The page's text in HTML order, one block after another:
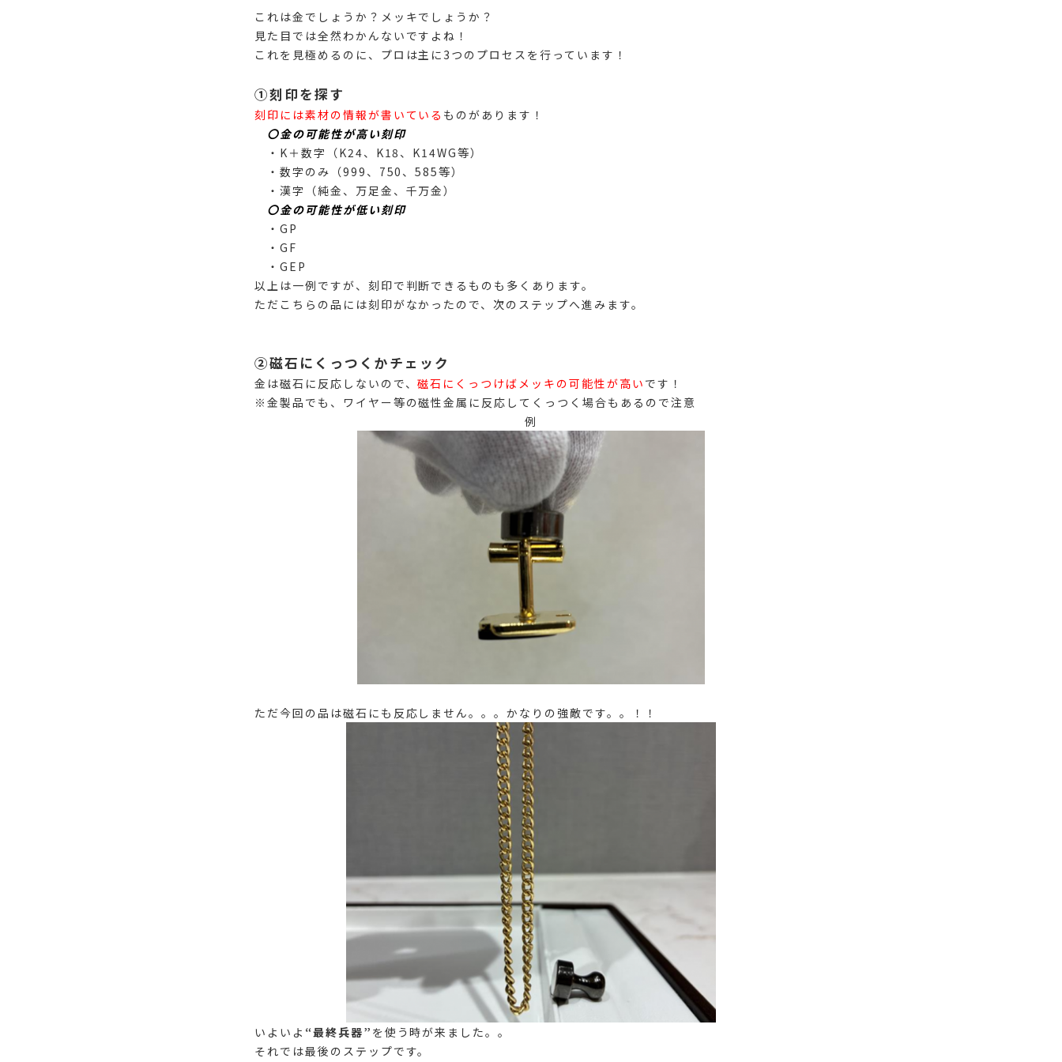
これは金でしょうか？メッキでしょうか？
見た目では全然わかんないですよね！
これを見極めるのに、プロは主に3つのプロセスを行っています！
①刻印を探す
刻印には素材の情報が書いている ものがあります！
〇金の可能性が高い刻印
・K＋数字（K24、K18、K14WG等）
・数字のみ（999、750、585等）
・漢字（純金、万足金、千万金）
〇金の可能性が低い刻印
・GP
・GF
・GEP
以上は一例ですが、刻印で判断できるものも多くあります。
ただこちらの品には刻印がなかったので、次のステップへ進みます。
②磁石にくっつくかチェック
金は磁石に反応しないので、磁石にくっつけばメッキの可能性が高い です！
※金製品でも、ワイヤー等の磁性金属に反応してくっつく場合もあるので注意
例
ただ今回の品は磁石にも反応しません。。。かなりの強敵です。。！！
いよいよ “最終兵器” を使う時が来ました。。
それでは最後のステップです。